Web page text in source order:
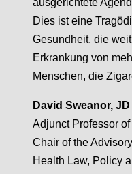
ausgerichtete
Dies ist eine
Gesundheit, die
Erkrankung von
Menschen, die
David Sweanor, JD
Adjunct Professor
Chair of the
Health Law, Policy